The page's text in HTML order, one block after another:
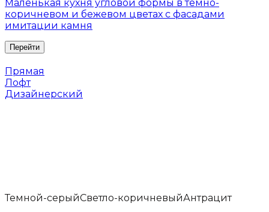
Маленькая кухня угловой формы в темно-
коричневом и бежевом цветах с фасадами
имитации камня
Прямая
Лофт
Дизайнерский
Темной-серыйСветло-коричневыйАнтрацит